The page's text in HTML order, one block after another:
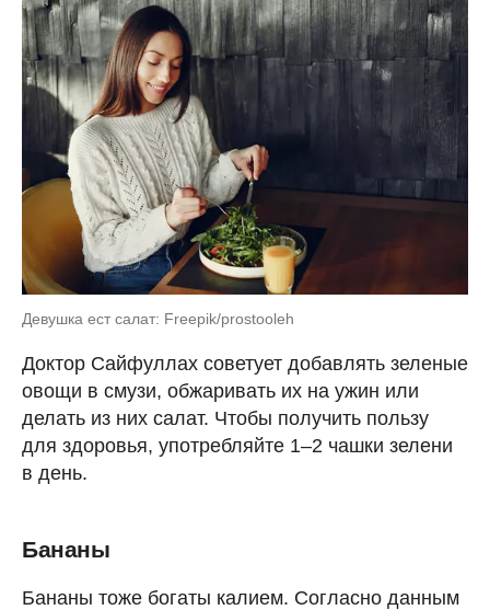
Девушка ест салат: Freepik/prostooleh
Доктор Сайфуллах советует добавлять зеленые
овощи в смузи, обжаривать их на ужин или
делать из них салат. Чтобы получить пользу
для здоровья, употребляйте 1–2 чашки зелени
в день.
Бананы
Бананы тоже богаты калием. Согласно данным